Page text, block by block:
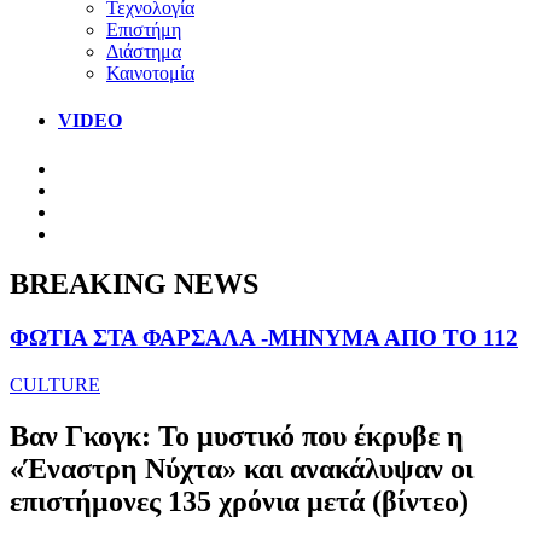
Τεχνολογία
Επιστήμη
Διάστημα
Καινοτομία
VIDEO
BREAKING NEWS
ΦΩΤΙΑ ΣΤΑ ΦΑΡΣΑΛΑ -ΜΗΝΥΜΑ ΑΠΟ ΤΟ 112
CULTURE
Βαν Γκογκ: Το μυστικό που έκρυβε η
«Έναστρη Νύχτα» και ανακάλυψαν οι
επιστήμονες 135 χρόνια μετά (βίντεο)